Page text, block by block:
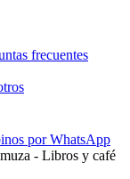
frecuentes
por WhatsApp
- Libros y café